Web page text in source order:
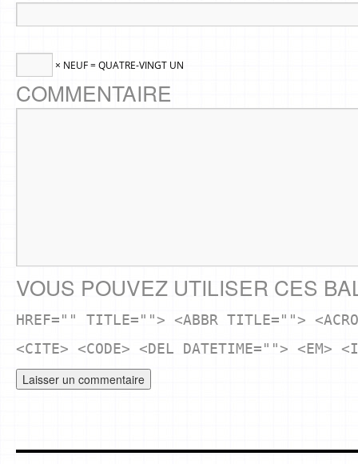
× NEUF = QUATRE-VINGT UN
COMMENTAIRE
VOUS POUVEZ UTILISER CES
HREF="" TITLE=""> <ABBR TITLE="">
<CITE> <CODE> <DEL DATETIME=""> <EM>